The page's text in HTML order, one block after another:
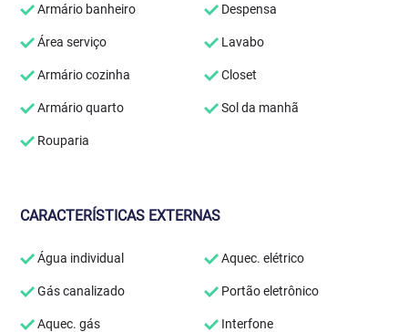
Armário banheiro Despensa
Área serviço Lavabo
Armário cozinha Closet
Armário quarto Sol da manhã
Rouparia
CARACTERÍSTICAS EXTERNAS
Água individual Aquec. elétrico
Gás canalizado Portão eletrônico
Aquec. gás Interfone